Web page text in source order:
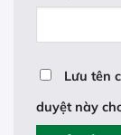
Lưu tên
duyệt này